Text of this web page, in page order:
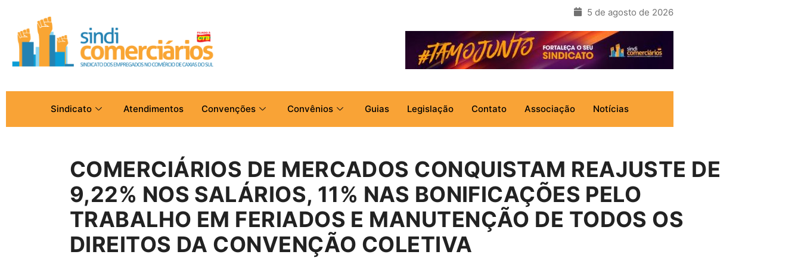
5 de agosto de 2026
Sindicato Atendimentos Convenções Convênios Guias Legislação Contato Associação Notícias
COMERCIÁRIOS DE MERCADOS CONQUISTAM REAJUSTE DE
9,22% NOS SALÁRIOS, 11% NAS BONIFICAÇÕES PELO
TRABALHO EM FERIADOS E MANUTENÇÃO DE TODOS OS
DIREITOS DA CONVENÇÃO COLETIVA